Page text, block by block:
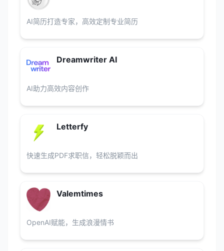
AI简历打造专家，高效定制专业简历
Dreamwriter AI
AI助力高效内容创作
Letterfy
快速生成PDF求职信，轻松脱颖而出
Valemtimes
OpenAI赋能，生成浪漫情书